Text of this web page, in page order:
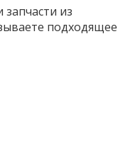
из
подходящее